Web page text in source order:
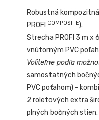
Robustná
PROFI
COMPOSITE).
Strecha PROFI 3 m x
vnútorným PVC
Voliteľne podľa
samostatných
PVC poťahom) -
2 roletových extra
plných bočných stien.